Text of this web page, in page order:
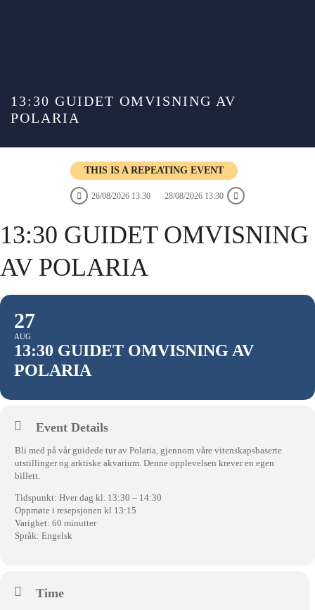
13:30 GUIDET OMVISNING AV
POLARIA
THIS IS A REPEATING EVENT
26/08/2026 13:30 28/08/2026 13:30
13:30 GUIDET OMVISNING
AV POLARIA
27
AUG
13:30 GUIDET OMVISNING AV
POLARIA
Event Details
Bli med på vår guidede tur av Polaria, gjennom våre vitenskapsbaserte
utstillinger og arktiske akvarium. Denne opplevelsen krever en egen
billett.
Tidspunkt: Hver dag kl. 13:30 – 14:30
Oppmøte i resepsjonen kl 13:15
Varighet: 60 minutter
Språk: Engelsk
Time